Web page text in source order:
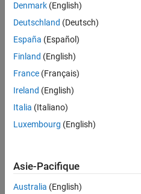
Poste:
36935-
Ingénierie
de
la
FR-
Résumé
Denmark (English)
Deutschland (Deutsch)
España (Español)
Finland (English)
France (Français)
Ireland (English)
Italia (Italiano)
Luxembourg (English)
Asie-Pacifique
Australia (English)